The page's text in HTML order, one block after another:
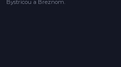
Bystricou a Breznom.